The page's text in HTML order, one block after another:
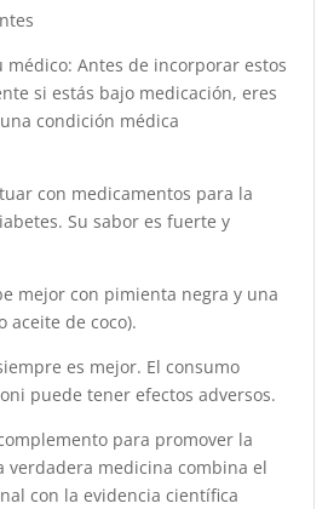
médico: Antes de incorporar estos
si estás bajo medicación, eres
condición médica
con medicamentos para la
Su sabor es fuerte y
mejor con pimienta negra y una
aceite de coco).
es mejor. El consumo
puede tener efectos adversos.
para promover la
verdadera medicina combina el
con la evidencia científica